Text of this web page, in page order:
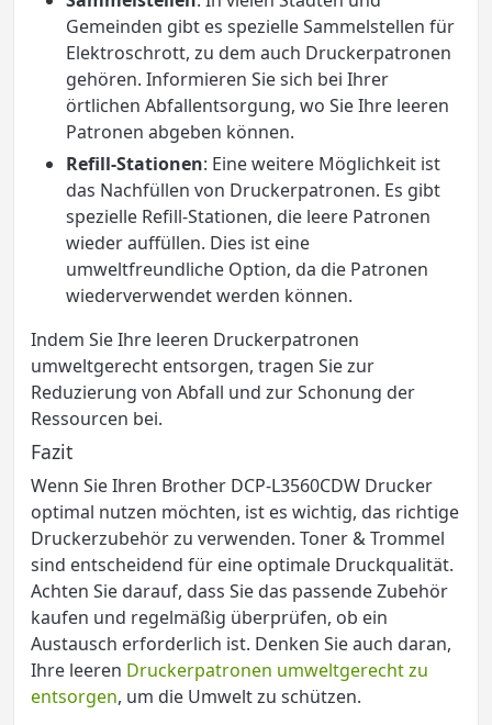
Gemeinden gibt es spezielle Sammelstellen für
Elektroschrott, zu dem auch Druckerpatronen
gehören. Informieren Sie sich bei Ihrer
örtlichen Abfallentsorgung, wo Sie Ihre leeren
Patronen abgeben können.
Refill-Stationen: Eine weitere Möglichkeit ist
das Nachfüllen von Druckerpatronen. Es gibt
spezielle Refill-Stationen, die leere Patronen
wieder auffüllen. Dies ist eine
umweltfreundliche Option, da die Patronen
wiederverwendet werden können.
Indem Sie Ihre leeren Druckerpatronen
umweltgerecht entsorgen, tragen Sie zur
Reduzierung von Abfall und zur Schonung der
Ressourcen bei.
Fazit
Wenn Sie Ihren Brother DCP-L3560CDW Drucker
optimal nutzen möchten, ist es wichtig, das richtige
Druckerzubehör zu verwenden. Toner & Trommel
sind entscheidend für eine optimale Druckqualität.
Achten Sie darauf, dass Sie das passende Zubehör
kaufen und regelmäßig überprüfen, ob ein
Austausch erforderlich ist. Denken Sie auch daran,
Ihre leeren Druckerpatronen umweltgerecht zu
entsorgen, um die Umwelt zu schützen.